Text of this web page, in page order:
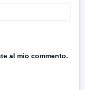
al mio commento.